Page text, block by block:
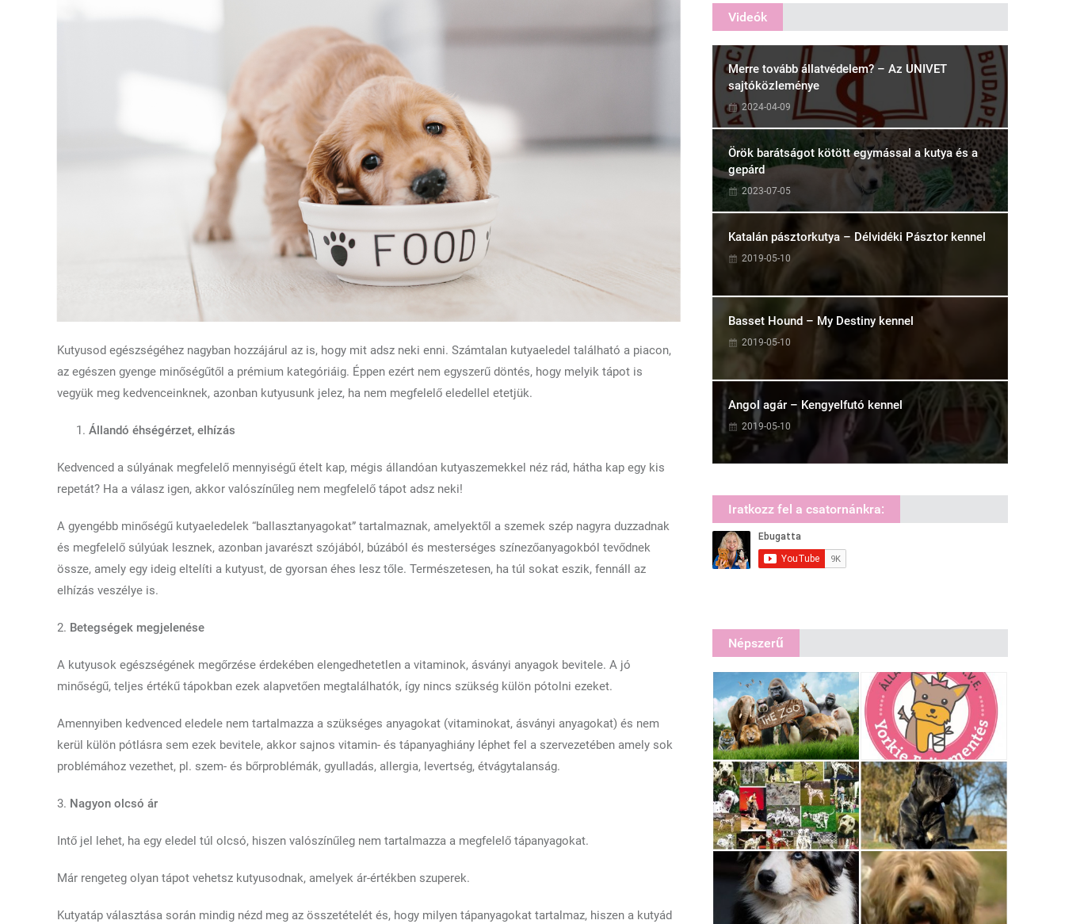
Kutyusod egészségéhez nagyban hozzájárul az is, hogy mit adsz neki enni. Számtalan kutyaeledel található a piacon,
az egészen gyenge minőségűtől a prémium kategóriáig. Éppen ezért nem egyszerű döntés, hogy melyik tápot is
vegyük meg kedvenceinknek, azonban kutyusunk jelez, ha nem megfelelő eledellel etetjük.
Állandó éhségérzet, elhízás
Kedvenced a súlyának megfelelő mennyiségű ételt kap, mégis állandóan kutyaszemekkel néz rád, hátha kap egy kis
repetát? Ha a válasz igen, akkor valószínűleg nem megfelelő tápot adsz neki!
A gyengébb minőségű kutyaeledelek “ballasztanyagokat” tartalmaznak, amelyektől a szemek szép nagyra duzzadnak
és megfelelő súlyúak lesznek, azonban javarészt szójából, búzából és mesterséges színezőanyagokból tevődnek
össze, amely egy ideig eltelíti a kutyust, de gyorsan éhes lesz tőle. Természetesen, ha túl sokat eszik, fennáll az
elhízás veszélye is.
2. Betegségek megjelenése
A kutyusok egészségének megőrzése érdekében elengedhetetlen a vitaminok, ásványi anyagok bevitele. A jó
minőségű, teljes értékű tápokban ezek alapvetően megtalálhatók, így nincs szükség külön pótolni ezeket.
Amennyiben kedvenced eledele nem tartalmazza a szükséges anyagokat (vitaminokat, ásványi anyagokat) és nem
kerül külön pótlásra sem ezek bevitele, akkor sajnos vitamin- és tápanyaghiány léphet fel a szervezetében amely sok
problémához vezethet, pl. szem- és bőrproblémák, gyulladás, allergia, levertség, étvágytalanság.
3. Nagyon olcsó ár
Intő jel lehet, ha egy eledel túl olcsó, hiszen valószínűleg nem tartalmazza a megfelelő tápanyagokat.
Már rengeteg olyan tápot vehetsz kutyusodnak, amelyek ár-értékben szuperek.
Kutyatáp választása során mindig nézd meg az összetételét és, hogy milyen tápanyagokat tartalmaz, hiszen a kutyád
Videók
Merre tovább állatvédelem? – Az UNIVET
sajtóközleménye
2024-04-09
Örök barátságot kötött egymással a kutya és a
gepárd
2023-07-05
Katalán pásztorkutya – Délvidéki Pásztor kennel
2019-05-10
Basset Hound – My Destiny kennel
2019-05-10
Angol agár – Kengyelfutó kennel
2019-05-10
Iratkozz fel a csatornánkra:
Népszerű